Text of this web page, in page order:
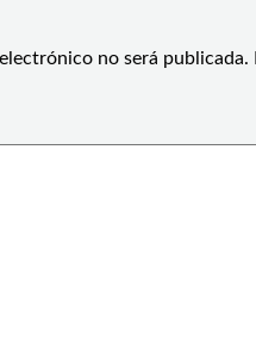
no será publicada.